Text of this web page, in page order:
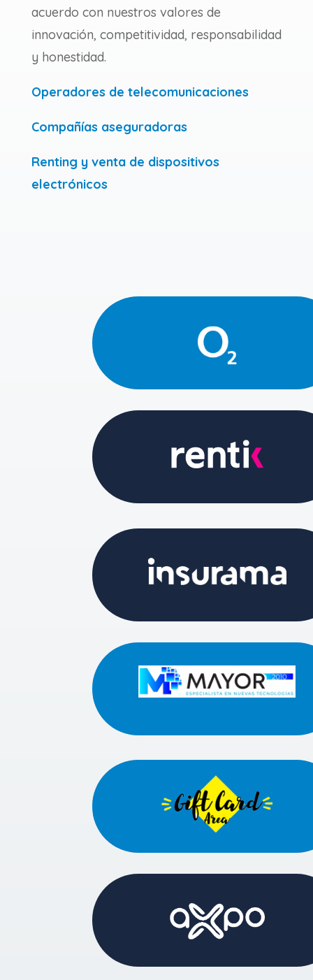
acuerdo con nuestros valores de
innovación, competitividad, responsabilidad
y honestidad.
Operadores de telecomunicaciones
Compañías aseguradoras
Renting y venta de dispositivos
electrónicos